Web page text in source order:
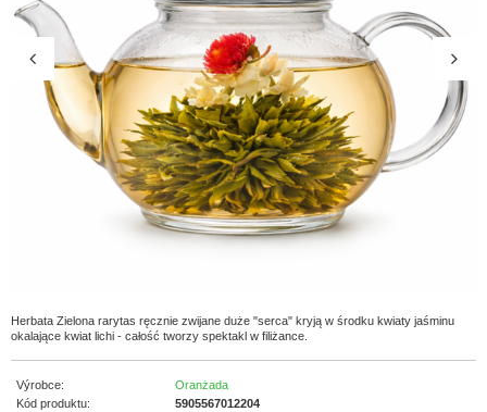
Herbata Zielona rarytas ręcznie zwijane duże "serca" kryją w środku kwiaty jaśminu
okalające kwiat lichi - całość tworzy spektakl w filiżance.
Výrobce:
Oranżada
Kód produktu:
5905567012204